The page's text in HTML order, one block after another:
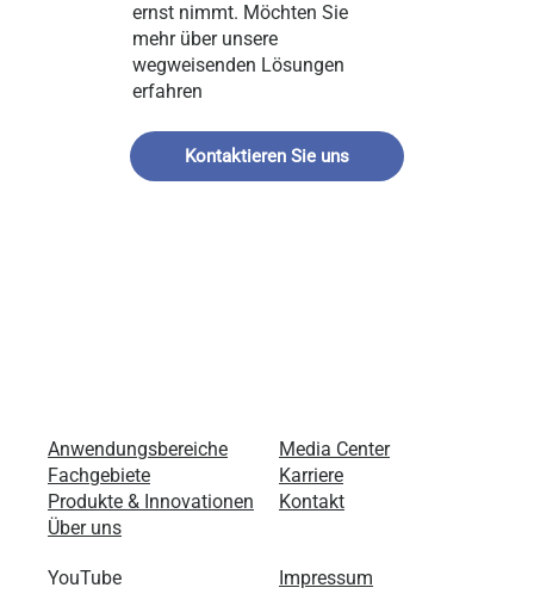
Kontaktieren Sie uns
ernst nimmt. Möchten Sie
mehr über unsere
wegweisenden Lösungen
erfahren
Anwendungsbereiche
Fachgebiete
Produkte & Innovationen
Über uns
Media Center
Karriere
Kontakt
Impressum
YouTube